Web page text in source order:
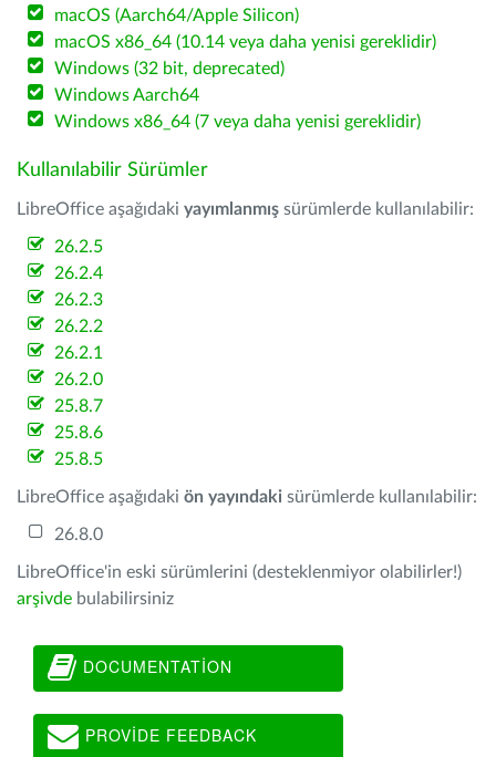
macOS (Aarch64/Apple Silicon)
macOS x86_64 (10.14 veya daha yenisi gereklidir)
Windows (32 bit, deprecated)
Windows Aarch64
Windows x86_64 (7 veya daha yenisi gereklidir)
Kullanılabilir Sürümler
LibreOffice aşağıdaki yayımlanmış sürümlerde kullanılabilir:
26.2.5
26.2.4
26.2.3
26.2.2
26.2.1
26.2.0
25.8.7
25.8.6
25.8.5
LibreOffice aşağıdaki ön yayındaki sürümlerde kullanılabilir:
26.8.0
LibreOffice'in eski sürümlerini (desteklenmiyor olabilirler!)
arşivde bulabilirsiniz
DOCUMENTATION
PROVIDE FEEDBACK